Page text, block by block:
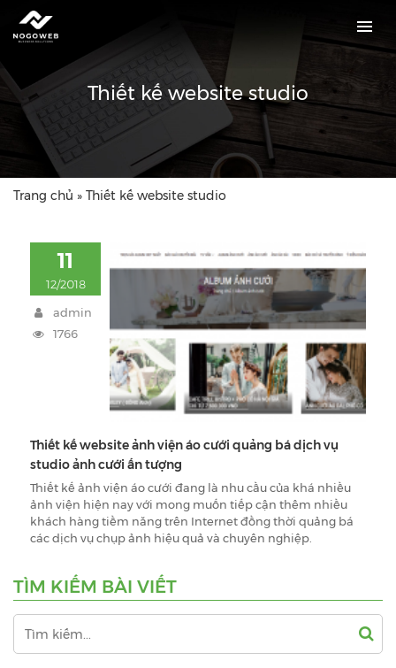
Thiết kế website studio
Trang chủ » Thiết kế website studio
11
12/2018
admin
1766
Thiết kế website ảnh viện áo cưới quảng bá dịch vụ
studio ảnh cưới ấn tượng
Thiết kế ảnh viện áo cưới đang là nhu cầu của khá nhiều
ảnh viện hiện nay với mong muốn tiếp cận thêm nhiều
khách hàng tiềm năng trên Internet đồng thời quảng bá
các dịch vụ chụp ảnh hiệu quả và chuyên nghiệp.
TÌM KIẾM BÀI VIẾT